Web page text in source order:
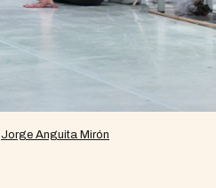
Jorge Anguita Mirón